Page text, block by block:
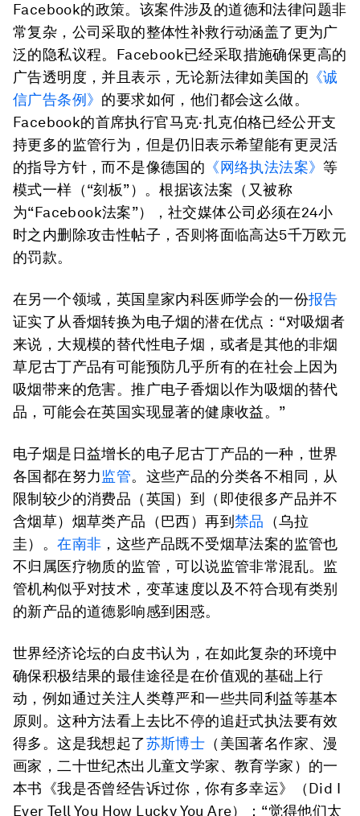
Facebook的政策。该案件涉及的道德和法律问题非
常复杂，公司采取的整体性补救行动涵盖了更为广
泛的隐私议程。Facebook已经采取措施确保更高的
广告透明度，并且表示，无论新法律如美国的 《诚
信广告条例》 的要求如何，他们都会这么做。
Facebook的首席执行官马克·扎克伯格已经公开支
持更多的监管行为，但是仍旧表示希望能有更灵活
的指导方针，而不是像德国的 《网络执法法案》等
模式一样（“刻板”）。根据该法案（又被称
为“Facebook法案”），社交媒体公司必须在24小
时之内删除攻击性帖子，否则将面临高达5千万欧元
的罚款。
在另一个领域，英国皇家内科医师学会的一份报告
证实了从香烟转换为电子烟的潜在优点：“对吸烟者
来说，大规模的替代性电子烟，或者是其他的非烟
草尼古丁产品有可能预防几乎所有的在社会上因为
吸烟带来的危害。推广电子香烟以作为吸烟的替代
品，可能会在英国实现显著的健康收益。”
电子烟是日益增长的电子尼古丁产品的一种，世界
各国都在努力监管。这些产品的分类各不相同，从
限制较少的消费品（英国）到（即使很多产品并不
含烟草）烟草类产品（巴西）再到 禁品 （乌拉
圭）。在南非 ，这些产品既不受烟草法案的监管也
不归属医疗物质的监管，可以说监管非常混乱。监
管机构似乎对技术，变革速度以及不符合现有类别
的新产品的道德影响感到困惑。
世界经济论坛的白皮书认为，在如此复杂的环境中
确保积极结果的最佳途径是在价值观的基础上行
动，例如通过关注人类尊严和一些共同利益等基本
原则。这种方法看上去比不停的追赶式执法要有效
得多。这是我想起了苏斯博士 （美国著名作家、漫
画家，二十世纪杰出儿童文学家、教育学家）的一
本书《我是否曾经告诉过你，你有多幸运》（Did I
Ever Tell You How Lucky You Are）：“觉得他们太